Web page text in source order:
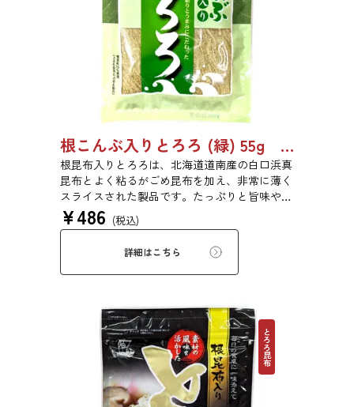
根こんぶ入りとろろ (緑) 55g 単品 5袋セット 20袋セット 3054
根昆布入りとろろは、北海道道南産の白口浜真
昆布とよく粘るがごめ昆布を加え、非常に薄く
スライスされた製品です。たっぷりと旨味や粘
りがあり、昆布本来の風味を存分にご賞味いた
だけます。現代の食生活にぜひ一日一度、お好
みの量をお召し上がりください。
¥486 (税込)
詳細はこちら
とろろ昆布